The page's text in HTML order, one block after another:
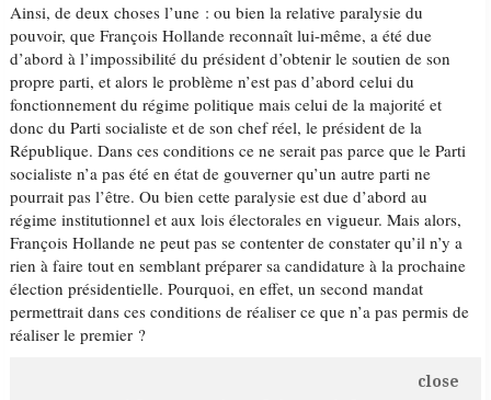
Ainsi, de deux choses l’une : ou bien la relative paralysie du
pouvoir, que François Hollande reconnaît lui-même, a été due
d’abord à l’impossibilité du président d’obtenir le soutien de son
propre parti, et alors le problème n’est pas d’abord celui du
fonctionnement du régime politique mais celui de la majorité et
donc du Parti socialiste et de son chef réel, le président de la
République. Dans ces conditions ce ne serait pas parce que le Parti
socialiste n’a pas été en état de gouverner qu’un autre parti ne
pourrait pas l’être. Ou bien cette paralysie est due d’abord au
régime institutionnel et aux lois électorales en vigueur. Mais alors,
François Hollande ne peut pas se contenter de constater qu’il n’y a
rien à faire tout en semblant préparer sa candidature à la prochaine
élection présidentielle. Pourquoi, en effet, un second mandat
permettrait dans ces conditions de réaliser ce que n’a pas permis de
réaliser le premier ?
close